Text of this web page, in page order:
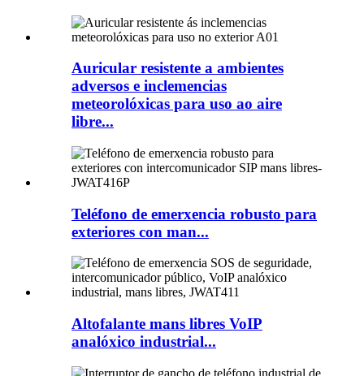
Auricular resistente a ambientes
adversos e inclemencias
meteorolóxicas para uso ao aire
libre...
Teléfono de emerxencia robusto para
exteriores con man...
Altofalante mans libres VoIP
analóxico industrial...